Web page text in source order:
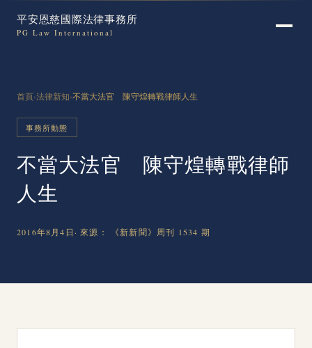
平安恩慈國際法律事務所
PG Law International
首頁›法律新知›不當大法官 陳守煌轉戰律師人生
事務所動態
不當大法官 陳守煌轉戰律師
人生
2016年8月4日 · 來源： 《新新聞》周刊 1534 期